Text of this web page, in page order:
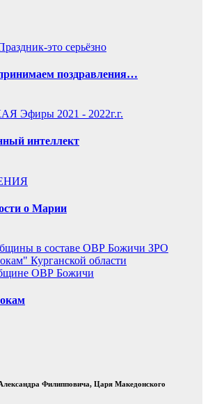
это серьёзно
поздравления…
Эфиры 2021 - 2022г.г.
интеллект
о Марии
в составе ОВР Божичи ЗРО
Курганской области
ОВР Божичи
Филипповича, Царя Македонского